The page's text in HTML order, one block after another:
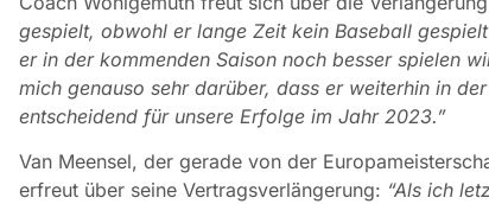
gespielt, obwohl er lange Zeit kein Baseball
er in der kommenden Saison noch besser spielen
mich genauso sehr darüber, dass er weiterhin in
entscheidend für unsere Erfolge im Jahr 2023.”
Van Meensel, der gerade von der
erfreut über seine Vertragsverlängerung: “Als ich